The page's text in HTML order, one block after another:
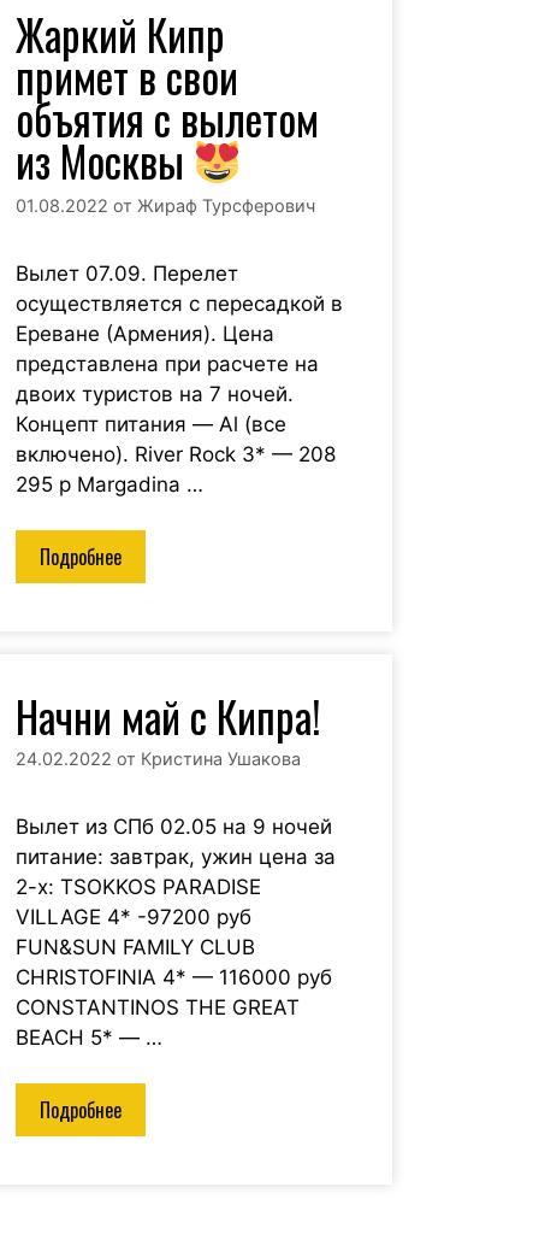
Жаркий Кипр
примет в свои
объятия с вылетом
из Москвы
01.08.2022 от Жираф Турсферович
Вылет 07.09. Перелет
осуществляется с пересадкой в
Ереване (Армения). Цена
представлена при расчете на
двоих туристов на 7 ночей.
Концепт питания — Al (все
включено). River Rock 3* — 208
295 р Margadina …
Подробнее
Начни май с Кипра!
24.02.2022 от Кристина Ушакова
Вылет из СПб 02.05 на 9 ночей
питание: завтрак, ужин цена за
2-х: TSOKKOS PARADISE
VILLAGE 4* -97200 руб
FUN&SUN FAMILY CLUB
CHRISTOFINIA 4* — 116000 руб
CONSTANTINOS THE GREAT
BEACH 5* — …
Подробнее